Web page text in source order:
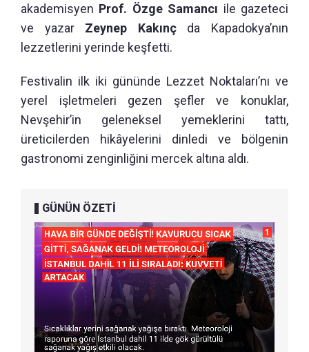
akademisyen Prof. Özge Samancı ile gazeteci
ve yazar Zeynep Kakınçda Kapadokya’nın
lezzetlerini yerinde keşfetti.
Festivalin ilk iki gününde Lezzet Noktaları’nı ve
yerel işletmeleri gezen şefler ve konuklar,
Nevşehir’in geleneksel yemeklerini tattı,
üreticilerden hikâyelerini dinledi ve bölgenin
gastronomi zenginliğini mercek altına aldı.
GÜNÜN ÖZETİ